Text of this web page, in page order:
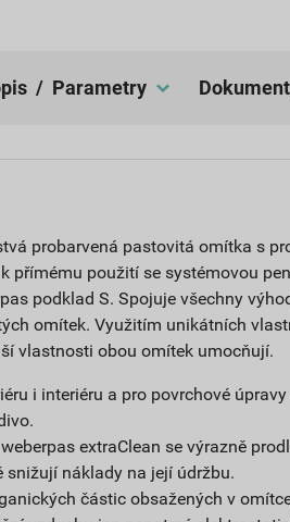
/ Parametry
probarvená pastovitá omítka s
přímému použití se systémovou
podklad S. Spojuje všechny
omítek. Využitím unikátních
vlastnosti obou omítek umocňují.
i interiéru a pro povrchové
extraClean se výrazně
náklady na její údržbu.
částic obsažených v